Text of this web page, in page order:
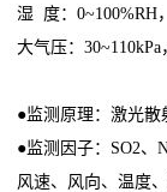
湿 度：0~100%RH
大气压：30~110kPa
●监测原理：激光散
●监测因子：SO2、
风速、风向、温度